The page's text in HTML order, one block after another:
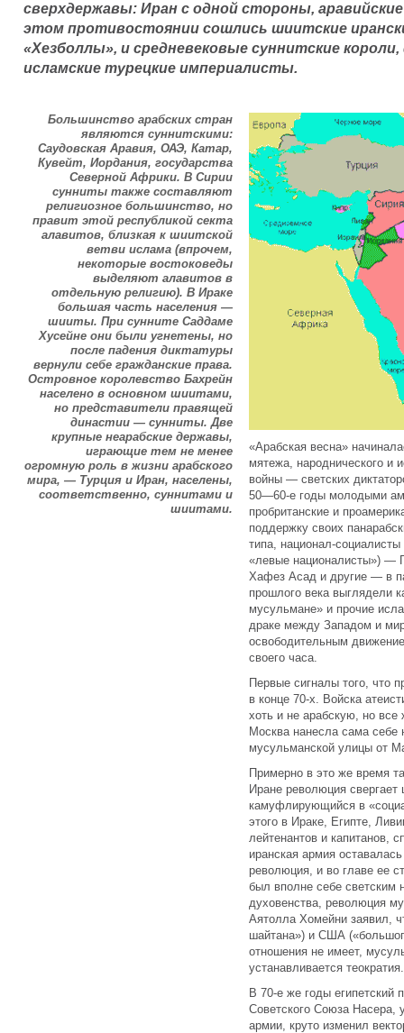
сверхдержавы: Иран с одной стороны,
этом противостоянии сошлись шиитские
«Хезболлы», и средневековые суннитские
исламские турецкие империалисты.
Большинство арабских стран
являются суннитскими:
Саудовская Аравия, ОАЭ, Катар,
Кувейт, Иордания, государства
Северной Африки. В Сирии
сунниты также составляют
религиозное большинство, но
правит этой республикой секта
алавитов, близкая к шиитской
ветви ислама (впрочем,
некоторые востоковеды
выделяют алавитов в
отдельную религию). В Ираке
большая часть населения —
шииты. При сунните Саддаме
Хусейне они были угнетены, но
после падения диктатуры
вернули себе гражданские права.
Островное королевство Бахрейн
населено в основном шиитами,
но представители правящей
династии — сунниты. Две
крупные неарабские державы,
играющие тем не менее
огромную роль в жизни арабского
мира, — Турция и Иран, населены,
соответственно, суннитами и
шиитами.
«Арабская весна»
мятежа, народнического и
войны — светских
50—60-е годы молодыми
пробританские и
поддержку своих
типа, национал-
«левые националисты») —
Хафез Асад и другие — в
прошлого века выглядели
мусульмане» и прочие
драке между Западом и
освободительным
своего часа.
Первые сигналы того, что
в конце 70-х. Войска
хоть и не арабскую, но
Москва нанесла сама себе
мусульманской улицы от
Примерно в это же время
Иране революция
камуфлирующийся в
этого в Ираке, Египте,
лейтенантов и капитанов,
иранская армия
революция, и во главе ее
был вполне себе светским
духовенства, революция
Аятолла Хомейни заявил,
шайтана») и США
отношения не имеет,
устанавливается теократия.
В 70-е же годы египетский
Советского Союза Насера,
армии, круто изменил